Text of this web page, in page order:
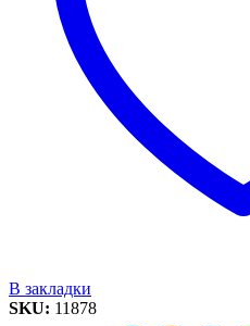
В закладки
SKU: 11878